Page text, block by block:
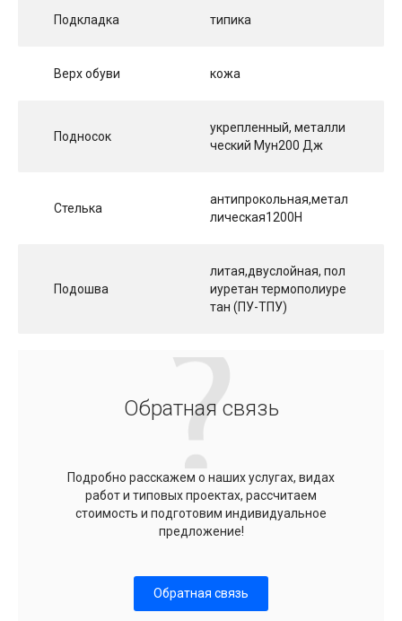
Подкладка типика
Верх обуви кожа
Подносок
укрепленный, металли
ческий Мун200 Дж
Стелька
антипрокольная,метал
лическая1200Н
Подошва
литая,двуслойная, пол
иуретан термополиуре
тан (ПУ-ТПУ)
Обратная связь
Подробно расскажем о наших услугах, видах
работ и типовых проектах, рассчитаем
стоимость и подготовим индивидуальное
предложение!
Обратная связь